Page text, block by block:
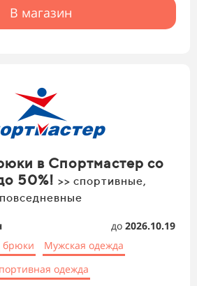
В магазин
в Спортмастер со
50%! >> спортивные,
повседневные
до 2026.10.19
брюки
Мужская одежда
одежда